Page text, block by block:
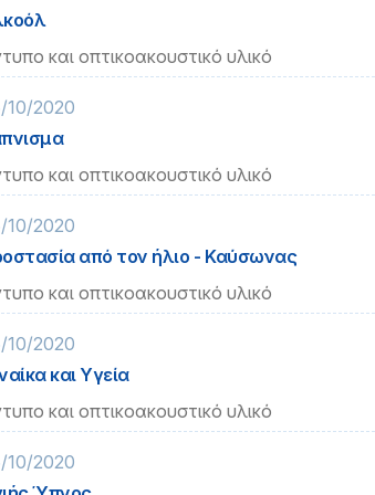
και οπτικοακουστικό υλικό
10/2020
και οπτικοακουστικό υλικό
10/2020
από τον ήλιο - Καύσωνας
και οπτικοακουστικό υλικό
10/2020
και Υγεία
και οπτικοακουστικό υλικό
10/2020